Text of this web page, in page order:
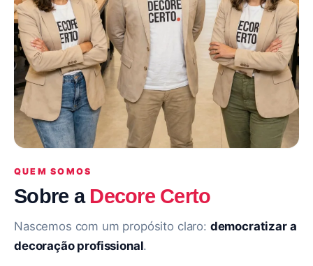
QUEM SOMOS
Sobre a Decore Certo
Nascemos com um propósito claro: democratizar a
decoração profissional.